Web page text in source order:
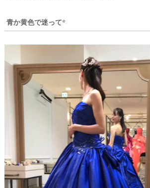
青か黄色で迷って*